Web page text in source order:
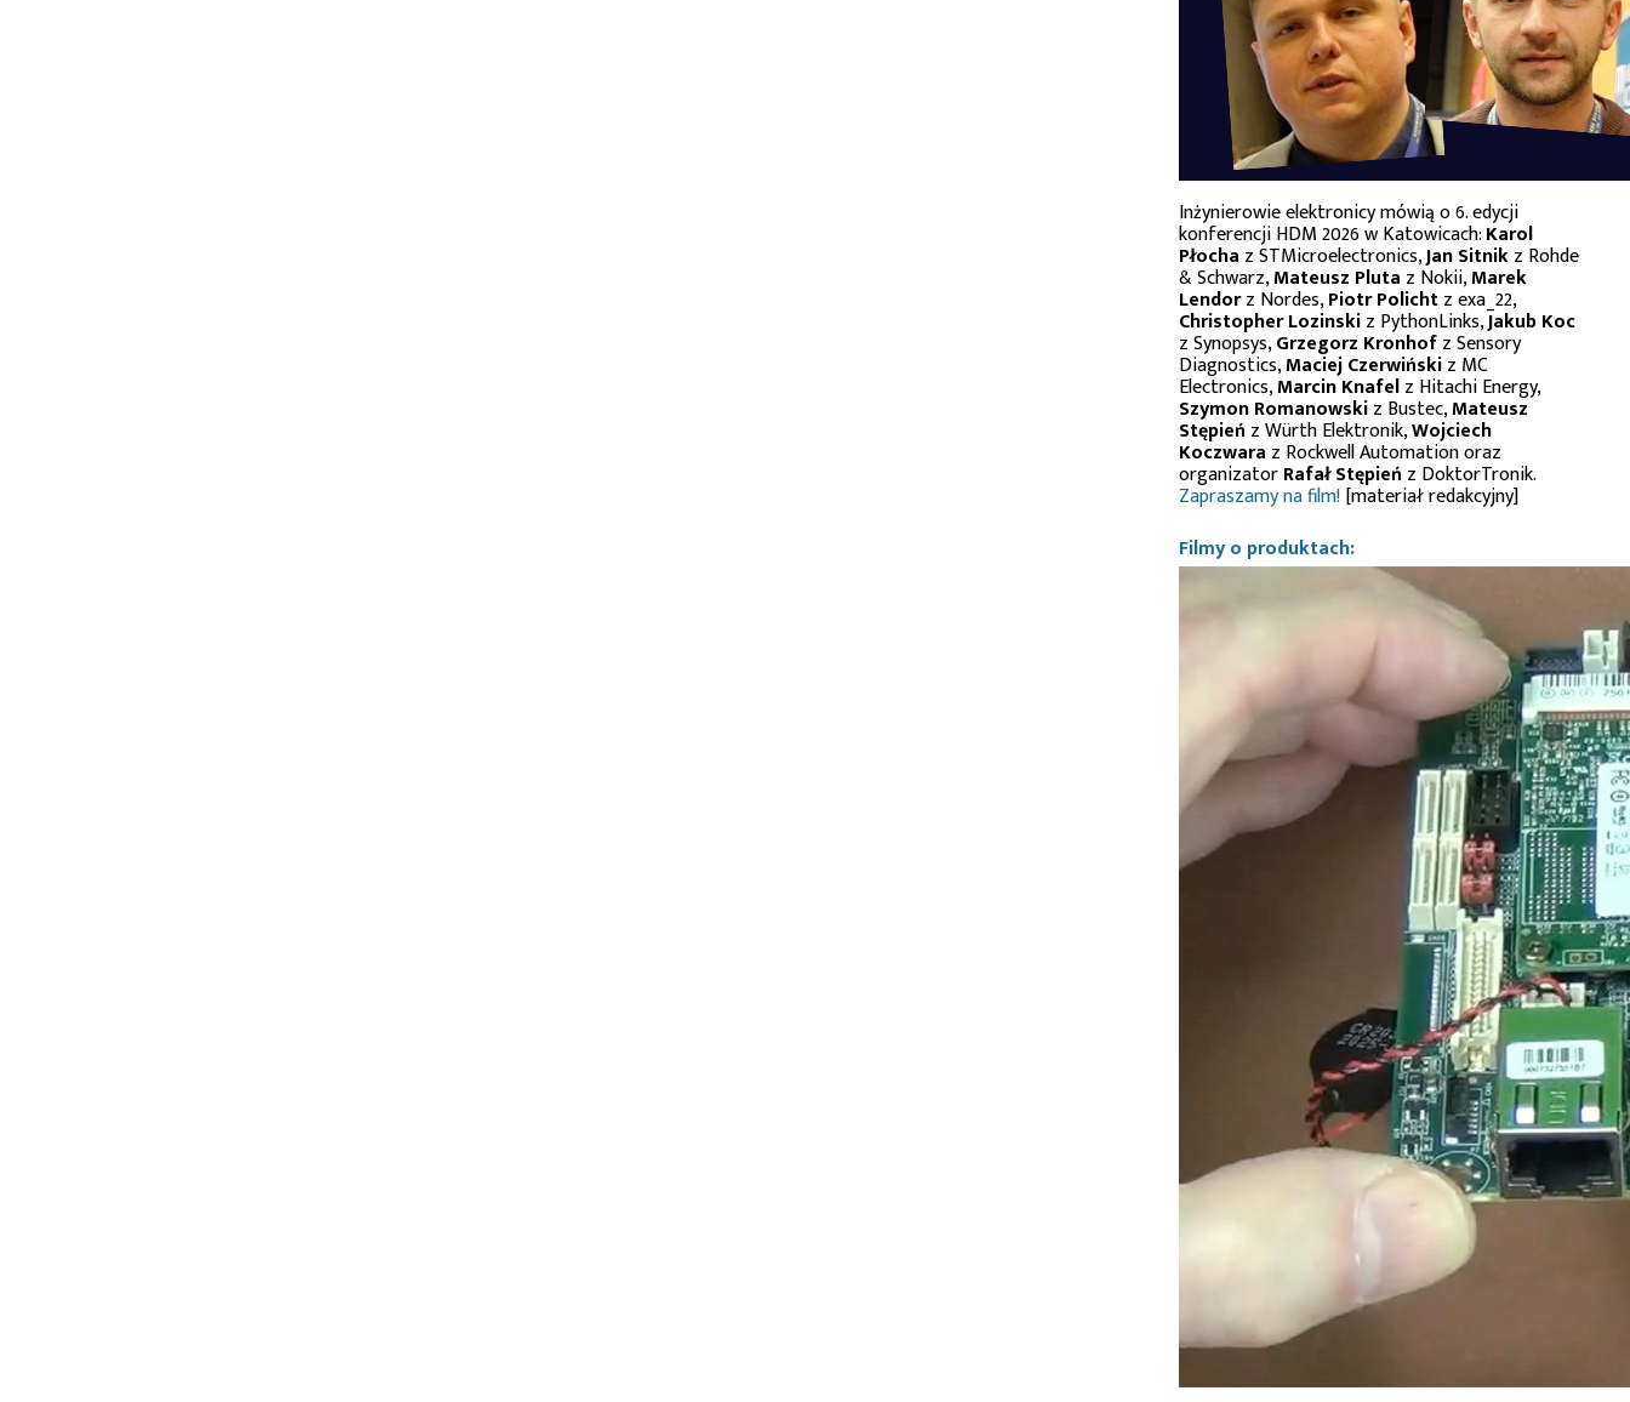
Inżynierowie elektronicy mówią o 6. edycji
konferencji HDM 2026 w Katowicach:Karol
Płocha z STMicroelectronics,Jan Sitnikz Rohde
& Schwarz,Mateusz Pluta z Nokii,Marek
Lendorz Nordes,Piotr Polichtz exa_22,
Christopher Lozinskiz PythonLinks,Jakub Koc
z Synopsys,Grzegorz Kronhofz Sensory
Diagnostics,Maciej Czerwińskiz MC
Electronics,Marcin Knafelz Hitachi Energy,
Szymon Romanowskiz Bustec,Mateusz
Stępień z Würth Elektronik,Wojciech
Koczwara z Rockwell Automation oraz
organizatorRafał Stępień z DoktorTronik.
Zapraszamy na film![materiał redakcyjny]
Filmy o produktach: